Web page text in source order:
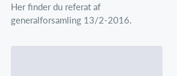
Her finder du referat af
generalforsamling 13/2-2016.